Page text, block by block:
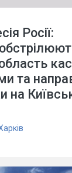
Росії:
та
на